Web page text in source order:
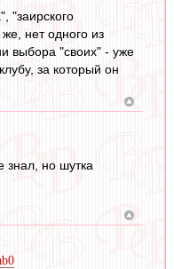
"заирского
нет одного из
выбора "своих" - уже
за который он
знал, но шутка